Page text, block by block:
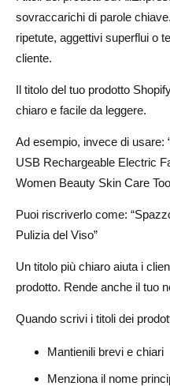
sovraccarichi di parole
ripetute, aggettivi superflui o
cliente.
Il titolo del tuo prodotto
chiaro e facile da leggere.
Ad esempio, invece di usare:
USB Rechargeable Electric
Women Beauty Skin Care
Puoi riscriverlo come:
Pulizia del Viso”
Un titolo più chiaro aiuta i
prodotto. Rende anche il tuo
Quando scrivi i titoli dei
Mantienili brevi e chiari
Menziona il nome